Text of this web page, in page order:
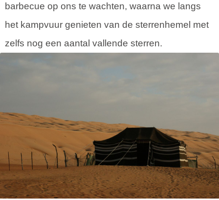
barbecue op ons te wachten, waarna we langs
het kampvuur genieten van de sterrenhemel met
zelfs nog een aantal vallende sterren.